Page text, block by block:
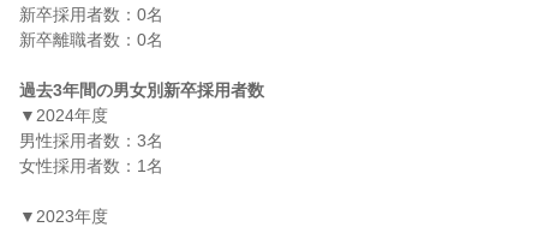
新卒採用者数：0名
新卒離職者数：0名
過去3年間の男女別新卒採用者数
▼2024年度
男性採用者数：3名
女性採用者数：1名
▼2023年度